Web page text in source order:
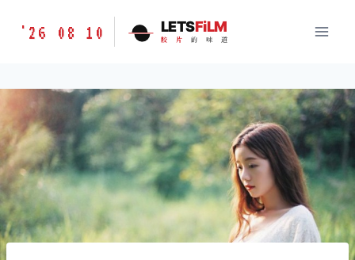
胶
味
道
LETSFILM
'26 08 10 LETSFiLM
胶 片 的 味 道